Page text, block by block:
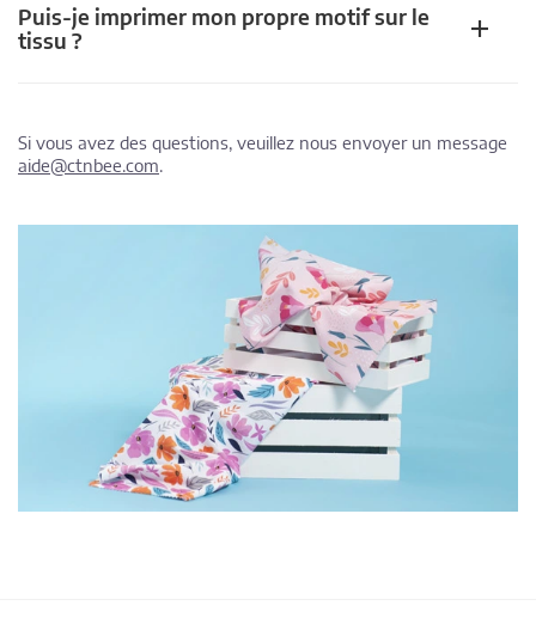
Puis-je imprimer mon propre motif sur le
tissu ?
Si vous avez des questions, veuillez nous envoyer un message
aide@ctnbee.com.